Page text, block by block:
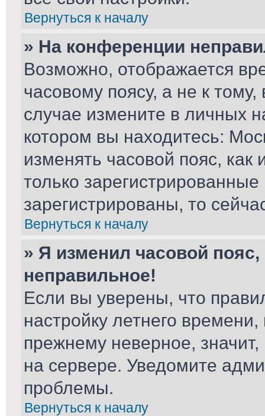
Вернуться к началу
» На конференции
Возможно, отображается
часовому поясу, а не к
случае измените в личных
котором вы находитесь:
изменять часовой пояс, как
только
зарегистрированы, то
Вернуться к началу
» Я изменил часовой
неправильное!
Если вы уверены, что
настройку летнего
прежнему неверное,
на сервере. Уведомите
проблемы.
Вернуться к началу